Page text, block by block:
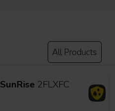
All Products
SunRise 2FLXFC